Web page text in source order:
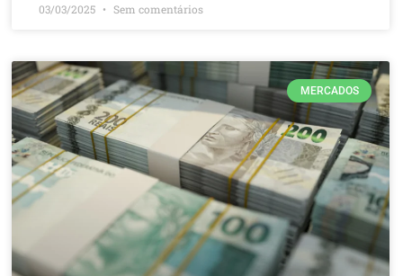
03/03/2025 Sem comentários
MERCADOS